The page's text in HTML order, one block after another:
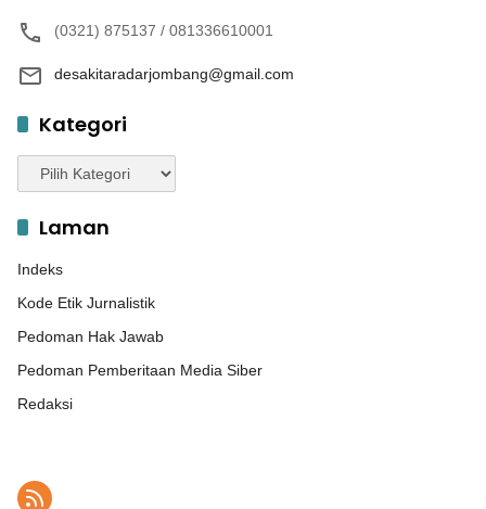
(0321) 875137 / 081336610001
desakitaradarjombang@gmail.com
Kategori
Kategori
Laman
Indeks
Kode Etik Jurnalistik
Pedoman Hak Jawab
Pedoman Pemberitaan Media Siber
Redaksi